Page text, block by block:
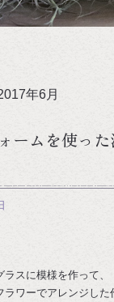
年6月
ームを使っ
スに模様を作って、
ワーでアレンジした